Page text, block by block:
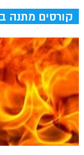
קורסים מתנה